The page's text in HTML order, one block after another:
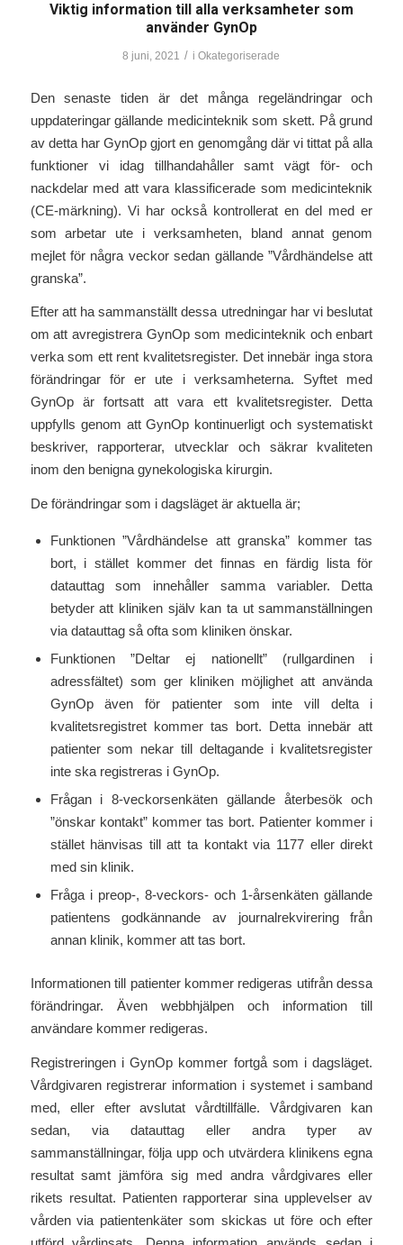
Viktig information till alla verksamheter som
använder GynOp
8 juni, 2021 / iOkategoriserade
Den senaste tiden är det många regeländringar och
uppdateringar gällande medicinteknik som skett. På grund
av detta har GynOp gjort en genomgång där vi tittat på alla
funktioner vi idag tillhandahåller samt vägt för- och
nackdelar med att vara klassificerade som medicinteknik
(CE-märkning). Vi har också kontrollerat en del med er
som arbetar ute i verksamheten, bland annat genom
mejlet för några veckor sedan gällande ”Vårdhändelse att
granska”.
Efter att ha sammanställt dessa utredningar har vi beslutat
om att avregistrera GynOp som medicinteknik och enbart
verka som ett rent kvalitetsregister. Det innebär inga stora
förändringar för er ute i verksamheterna. Syftet med
GynOp är fortsatt att vara ett kvalitetsregister. Detta
uppfylls genom att GynOp kontinuerligt och systematiskt
beskriver, rapporterar, utvecklar och säkrar kvaliteten
inom den benigna gynekologiska kirurgin.
De förändringar som i dagsläget är aktuella är;
Funktionen ”Vårdhändelse att granska” kommer tas
bort, i stället kommer det finnas en färdig lista för
datauttag som innehåller samma variabler. Detta
betyder att kliniken själv kan ta ut sammanställningen
via datauttag så ofta som kliniken önskar.
Funktionen ”Deltar ej nationellt” (rullgardinen i
adressfältet) som ger kliniken möjlighet att använda
GynOp även för patienter som inte vill delta i
kvalitetsregistret kommer tas bort. Detta innebär att
patienter som nekar till deltagande i kvalitetsregister
inte ska registreras i GynOp.
Frågan i 8-veckorsenkäten gällande återbesök och
”önskar kontakt” kommer tas bort. Patienter kommer i
stället hänvisas till att ta kontakt via 1177 eller direkt
med sin klinik.
Fråga i preop-, 8-veckors- och 1-årsenkäten gällande
patientens godkännande av journalrekvirering från
annan klinik, kommer att tas bort.
Informationen till patienter kommer redigeras utifrån dessa
förändringar. Även webbhjälpen och information till
användare kommer redigeras.
Registreringen i GynOp kommer fortgå som i dagsläget.
Vårdgivaren registrerar information i systemet i samband
med, eller efter avslutat vårdtillfälle. Vårdgivaren kan
sedan, via datauttag eller andra typer av
sammanställningar, följa upp och utvärdera klinikens egna
resultat samt jämföra sig med andra vårdgivares eller
rikets resultat. Patienten rapporterar sina upplevelser av
vården via patientenkäter som skickas ut före och efter